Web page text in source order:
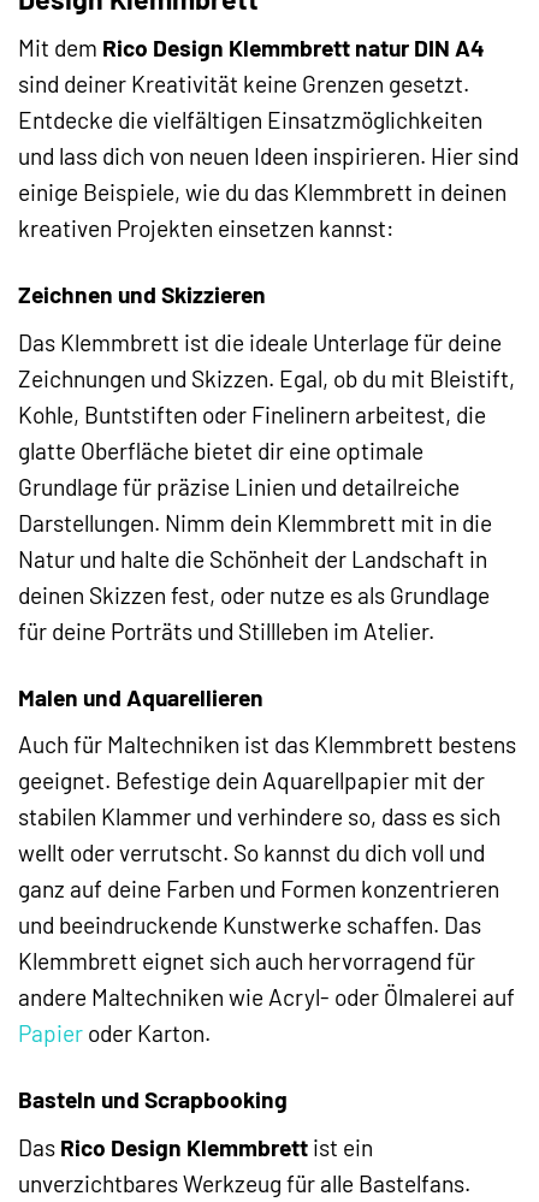
Mit dem Rico Design Klemmbrett natur DIN A4
sind deiner Kreativität keine Grenzen gesetzt.
Entdecke die vielfältigen Einsatzmöglichkeiten
und lass dich von neuen Ideen inspirieren. Hier sind
einige Beispiele, wie du das Klemmbrett in deinen
kreativen Projekten einsetzen kannst:
Zeichnen und Skizzieren
Das Klemmbrett ist die ideale Unterlage für deine
Zeichnungen und Skizzen. Egal, ob du mit Bleistift,
Kohle, Buntstiften oder Finelinern arbeitest, die
glatte Oberfläche bietet dir eine optimale
Grundlage für präzise Linien und detailreiche
Darstellungen. Nimm dein Klemmbrett mit in die
Natur und halte die Schönheit der Landschaft in
deinen Skizzen fest, oder nutze es als Grundlage
für deine Porträts und Stillleben im Atelier.
Malen und Aquarellieren
Auch für Maltechniken ist das Klemmbrett bestens
geeignet. Befestige dein Aquarellpapier mit der
stabilen Klammer und verhindere so, dass es sich
wellt oder verrutscht. So kannst du dich voll und
ganz auf deine Farben und Formen konzentrieren
und beeindruckende Kunstwerke schaffen. Das
Klemmbrett eignet sich auch hervorragend für
andere Maltechniken wie Acryl- oder Ölmalerei auf
Papier oder Karton.
Basteln und Scrapbooking
Das Rico Design Klemmbrett ist ein
unverzichtbares Werkzeug für alle Bastelfans.